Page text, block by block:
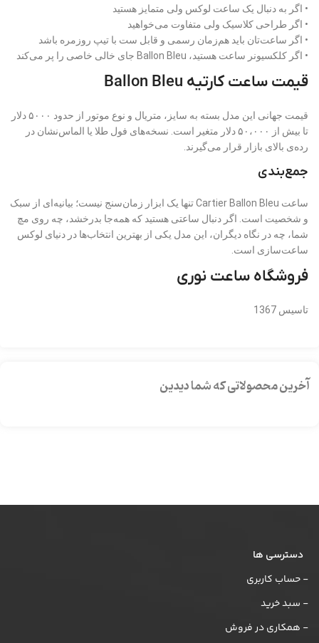
• اگر به دنبال یک ساعت لوکس ولی متمایز هستید
• اگر طراحی کلاسیک ولی متفاوت می‌خواهید
• اگر ساعت‌تان باید هم‌زمان رسمی و قابل ست با تیپ روزمره باشد
• اگر کلکسیونر ساعت هستید، Ballon Bleu جای خالی خاصی را پر می‌کند
قیمت ساعت کارتیه Ballon Bleu
قیمت جهانی این مدل بسته به سایز، متریال و نوع موتور از حدود ۵۰۰۰ دلار
تا بیش از ۵۰،۰۰۰ دلار متغیر است. نسخه‌های فول طلا یا الماس‌نشان در
رده‌ی بالای بازار قرار می‌گیرند.
جمع‌بندی
ساعت Cartier Ballon Bleu تنها یک ابزار زمان‌سنج نیست؛ بیانیه‌ای از سبک
و شخصیت است. اگر دنبال ساعتی هستید که همه‌جا بدرخشد، چه روی مچ
شما، چه در نگاه دیگران، این مدل یکی از بهترین انتخاب‌ها در دنیای لوکس
ساعت‌سازی است.
فروشگاه ساعت نوری
تاسیس 1367
آخرین محصولاتی که شما دیدین
دسترسی ها
- حساب کاربری
- سبد خرید
- همکاری در فروش